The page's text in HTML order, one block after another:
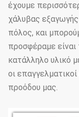
έχουμε
χάλυβας εξαγωγής
πόλος, και
προσφέραμε
κατάλληλο υλικό
οι
προόδου μας.